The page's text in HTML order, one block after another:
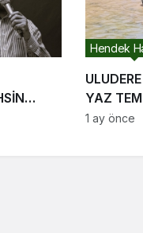
YAZ
Hendek
1 ay önce